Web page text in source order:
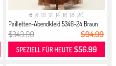
6 8 10 12 14 16 18 20
Pailletten-Abendkleid 5346-24 Braun
$343.00 $94.99
SPEZIELL FÜR HEUTE$56.99